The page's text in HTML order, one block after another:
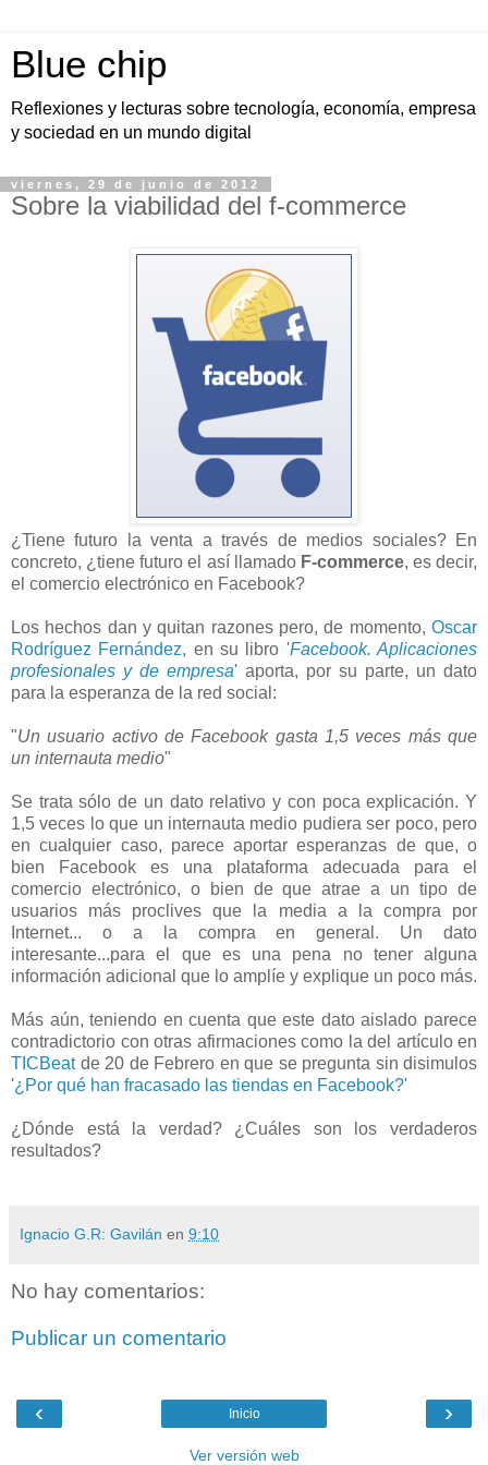
Blue chip
Reflexiones y lecturas sobre tecnología, economía, empresa
y sociedad en un mundo digital
viernes, 29 de junio de 2012
Sobre la viabilidad del f-commerce
¿Tiene futuro la venta a través de medios sociales? En
concreto, ¿tiene futuro el así llamado F-commerce, es decir,
el comercio electrónico en Facebook?
Los hechos dan y quitan razones pero, de momento, Oscar
Rodríguez Fernández, en su libro 'Facebook. Aplicaciones
profesionales y de empresa' aporta, por su parte, un dato
para la esperanza de la red social:
"Un usuario activo de Facebook gasta 1,5 veces más que
un internauta medio"
Se trata sólo de un dato relativo y con poca explicación. Y
1,5 veces lo que un internauta medio pudiera ser poco, pero
en cualquier caso, parece aportar esperanzas de que, o
bien Facebook es una plataforma adecuada para el
comercio electrónico, o bien de que atrae a un tipo de
usuarios más proclives que la media a la compra por
Internet... o a la compra en general. Un dato
interesante...para el que es una pena no tener alguna
información adicional que lo amplíe y explique un poco más.
Más aún, teniendo en cuenta que este dato aislado parece
contradictorio con otras afirmaciones como la del artículo en
TICBeatde 20 de Febrero en que se pregunta sin disimulos
'¿Por qué han fracasado las tiendas en Facebook?'
¿Dónde está la verdad? ¿Cuáles son los verdaderos
resultados?
Ignacio G.R: Gavilán en 9:10
No hay comentarios:
Publicar un comentario
‹ ›
Inicio
Ver versión web